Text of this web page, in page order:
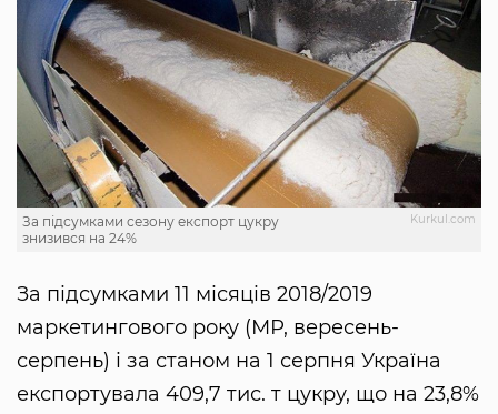
Kurkul.com
За підсумками сезону експорт цукру
знизився на 24%
За підсумками 11 місяців 2018/2019
маркетингового року (МР, вересень-
серпень) і за станом на 1 серпня Україна
експортувала 409,7 тис. т цукру, що на 23,8%